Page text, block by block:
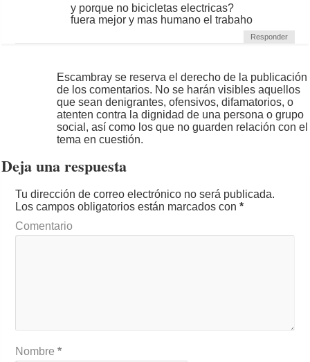
y porque no bicicletas electricas?
fuera mejor y mas humano el trabaho
Responder
Escambray se reserva el derecho de la publicación
de los comentarios. No se harán visibles aquellos
que sean denigrantes, ofensivos, difamatorios, o
atenten contra la dignidad de una persona o grupo
social, así como los que no guarden relación con el
tema en cuestión.
Deja una respuesta
Tu dirección de correo electrónico no será publicada.
Los campos obligatorios están marcados con*
Comentario
Nombre*